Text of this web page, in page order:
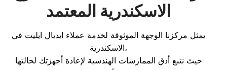
الاسكندرية المعتمد
يمثل مركزنا الوجهة الموثوقة لخدمة عملاء ايديال ايليت في
الاسكندرية،
حيث نتبع أدق الممارسات الهندسية لإعادة أجهزتك لحالتها